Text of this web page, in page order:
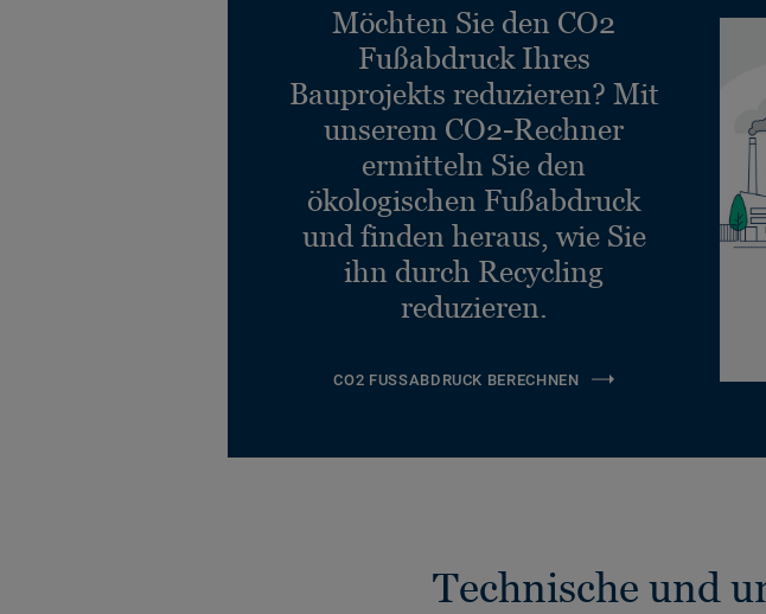
Möchten Sie den CO2
Fußabdruck Ihres
Bauprojekts reduzieren? Mit
unserem CO2-Rechner
ermitteln Sie den
ökologischen Fußabdruck
und finden heraus, wie Sie
ihn durch Recycling
reduzieren.
CO2 FUSSABDRUCK BERECHNEN
Technische und